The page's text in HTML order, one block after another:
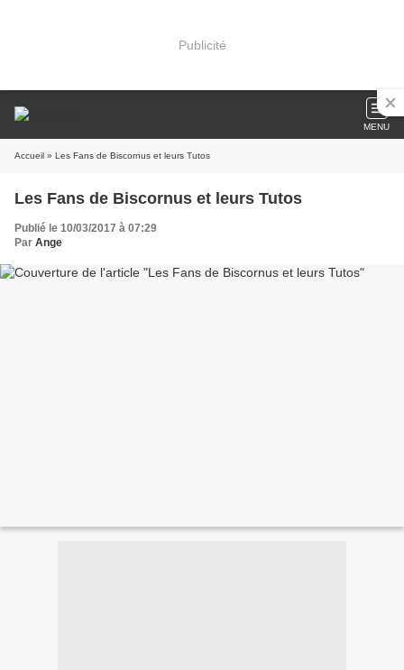
Publicité
MENU
Accueil » Les Fans de Biscornus et leurs Tutos
Les Fans de Biscornus et leurs Tutos
Publié le 10/03/2017 à 07:29
Par Ange